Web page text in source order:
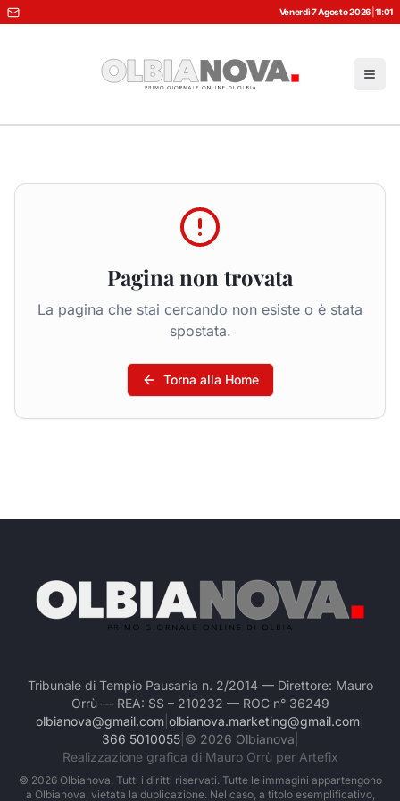
Venerdì 7 Agosto 2026 11:01
Pagina non trovata
La pagina che stai cercando non esiste o è stata
spostata.
Torna alla Home
Tribunale di Tempio Pausania n. 2/2014 — Direttore: Mauro
Orrù — REA: SS – 210232 — ROC n° 36249
olbianova@gmail.com olbianova.marketing@gmail.com
366 5010055| © 2026 Olbianova
Realizzazione grafica di Mauro Orrù per Artefix
© 2026Olbianova. Tutti i diritti riservati. Tutte le immagini appartengono
a Olbianova, vietata la duplicazione. Nel caso, a titolo esemplificativo,